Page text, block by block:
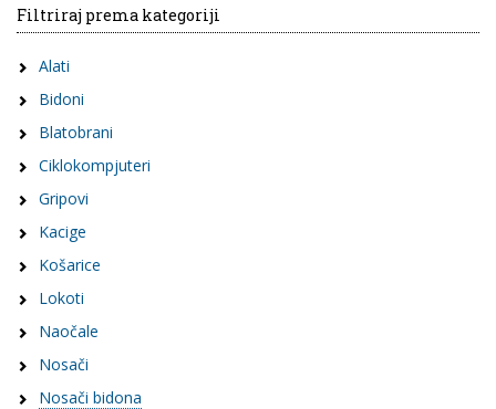
Filtriraj prema kategoriji
Alati
Bidoni
Blatobrani
Ciklokompjuteri
Gripovi
Kacige
Košarice
Lokoti
Naočale
Nosači
Nosači bidona